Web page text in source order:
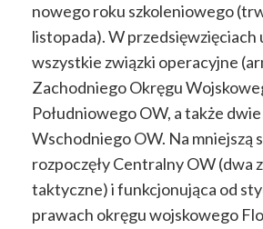
nowego roku szkoleniowego
listopada). W przedsięwzięciach
wszystkie związki operacyjne
Zachodniego Okręgu
Południowego OW, a także
Wschodniego OW. Na mniejszą
rozpoczęły Centralny OW (dwa
taktyczne) i funkcjonująca od
prawach okręgu wojskowego